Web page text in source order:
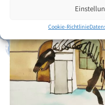
Cookie-Richtlinie